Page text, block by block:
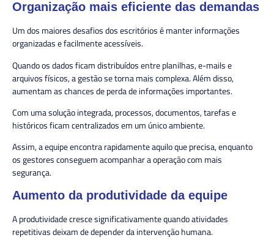
Organização mais eficiente das demandas
Um dos maiores desafios dos escritórios é manter informações
organizadas e facilmente acessíveis.
Quando os dados ficam distribuídos entre planilhas, e-mails e
arquivos físicos, a gestão se torna mais complexa. Além disso,
aumentam as chances de perda de informações importantes.
Com uma solução integrada, processos, documentos, tarefas e
históricos ficam centralizados em um único ambiente.
Assim, a equipe encontra rapidamente aquilo que precisa, enquanto
os gestores conseguem acompanhar a operação com mais
segurança.
Aumento da produtividade da equipe
A produtividade cresce significativamente quando atividades
repetitivas deixam de depender da intervenção humana.